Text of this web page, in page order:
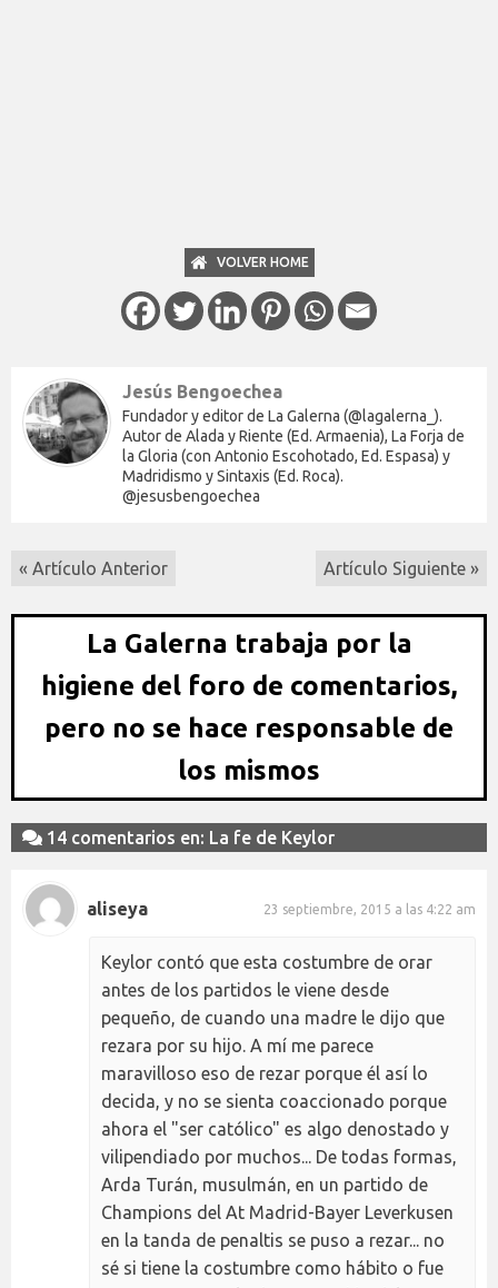
VOLVER HOME
Jesús Bengoechea
Fundador y editor de La Galerna (@lagalerna_).
Autor de Alada y Riente (Ed. Armaenia), La Forja de
la Gloria (con Antonio Escohotado, Ed. Espasa) y
Madridismo y Sintaxis (Ed. Roca).
@jesusbengoechea
« Artículo Anterior Artículo Siguiente »
La Galerna trabaja por la
higiene del foro de comentarios,
pero no se hace responsable de
los mismos
14 comentarios en: La fe de Keylor
aliseya 23 septiembre, 2015 a las 4:22 am
Keylor contó que esta costumbre de orar
antes de los partidos le viene desde
pequeño, de cuando una madre le dijo que
rezara por su hijo. A mí me parece
maravilloso eso de rezar porque él así lo
decida, y no se sienta coaccionado porque
ahora el "ser católico" es algo denostado y
vilipendiado por muchos... De todas formas,
Arda Turán, musulmán, en un partido de
Champions del At Madrid-Bayer Leverkusen
en la tanda de penaltis se puso a rezar... no
sé si tiene la costumbre como hábito o fue